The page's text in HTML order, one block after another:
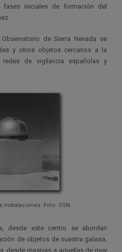
iniciales de formación del
de Sierra Nevada se
y otros objetos cercanos a la
de vigilancia españolas y
instalaciones. Foto: OSN.
desde este centro se abordan
de objetos de nuestra galaxia,
desde masivas a aquellas de muy